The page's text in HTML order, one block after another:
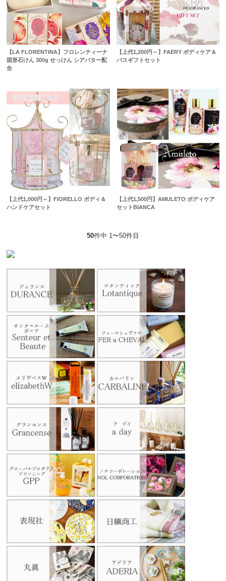
【LA FLORENTINA】フロレンティーナ
固形石けん 300g せっけん シアバター配
合
【上代1,200円～】FAERY ボディケア＆
バスギフトセット
【上代1,000円～】FIORELLO ボディ＆
ハンドケアセット
【上代1,500円】AMULETO ボディケア
セットBIANCA
50件中 1〜50件目